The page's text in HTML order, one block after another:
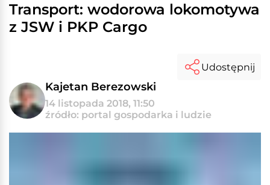
Transport: wodorowa lokomotywa
z JSW i PKP Cargo
Kajetan Berezowski
14 listopada 2018, 11:50
źródło: portal gospodarka i ludzie
Udostępnij